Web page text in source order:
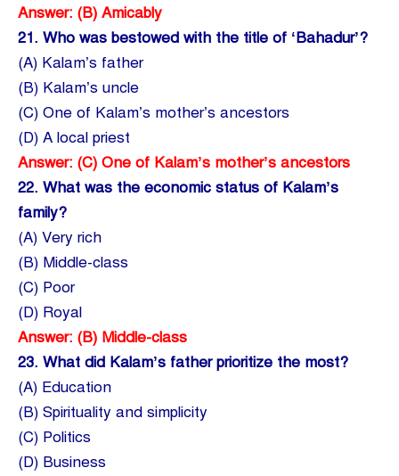
Answer: (B) Amicably
21. Who was bestowed with the title of ‘Bahadur’?
(A) Kalam’s father
(B) Kalam’s uncle
(C) One of Kalam’s mother’s ancestors
(D) A local priest
Answer: (C) One of Kalam’s mother’s ancestors
22. What was the economic status of Kalam’s
family?
(A) Very rich
(B) Middle-class
(C) Poor
(D) Royal
Answer: (B) Middle-class
23. What did Kalam’s father prioritize the most?
(A) Education
(B) Spirituality and simplicity
(C) Politics
(D) Business